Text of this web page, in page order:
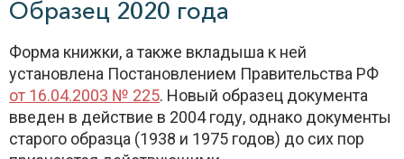
Образец 2020 года
Форма книжки, а также вкладыша к ней
установлена Постановлением Правительства РФ
от 16.04.2003 № 225. Новый образец документа
введен в действие в 2004 году, однако документы
старого образца (1938 и 1975 годов) до сих пор